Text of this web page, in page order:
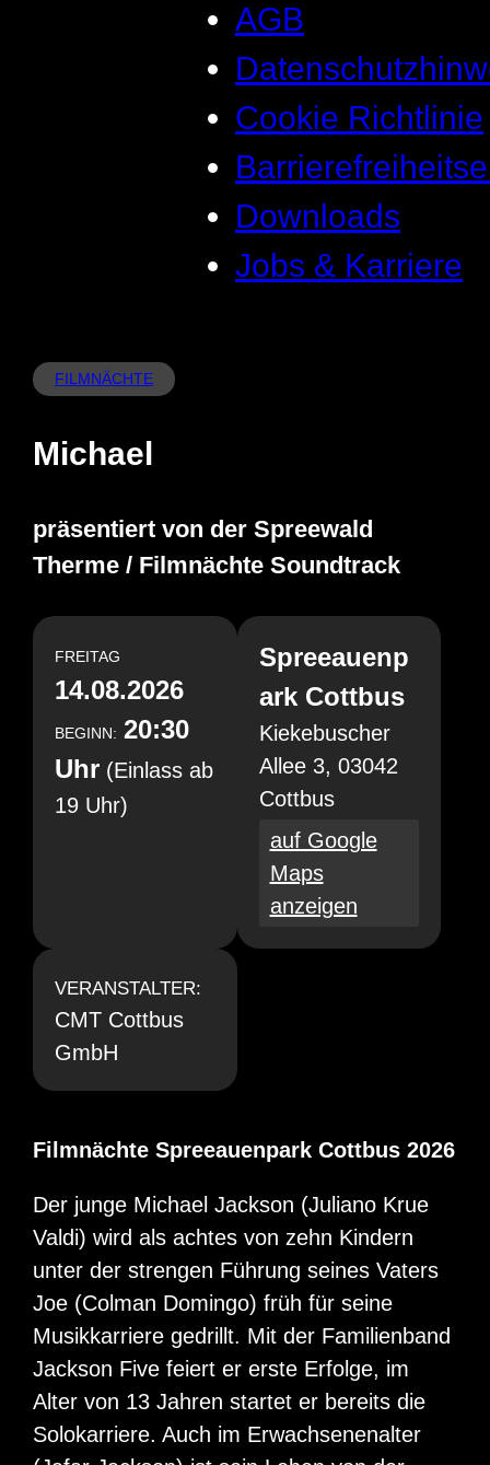
AGB
Cookie Richtlinie
Downloads
Jobs & Karriere
FILMNÄCHTE
Michael
präsentiert von der Spreewald
Therme / Filmnächte Soundtrack
FREITAG
14.08.2026
BEGINN: 20:30
Uhr (Einlass ab
19 Uhr)
Spreeauenp
ark Cottbus
Kiekebuscher
Allee 3, 03042
Cottbus
auf Google
Maps
anzeigen
VERANSTALTER:
CMT Cottbus
GmbH
Filmnächte Spreeauenpark Cottbus 2026
Der junge Michael Jackson (Juliano Krue
Valdi) wird als achtes von zehn Kindern
unter der strengen Führung seines Vaters
Joe (Colman Domingo) früh für seine
Musikkarriere gedrillt. Mit der Familienband
Jackson Five feiert er erste Erfolge, im
Alter von 13 Jahren startet er bereits die
Solokarriere. Auch im Erwachsenenalter